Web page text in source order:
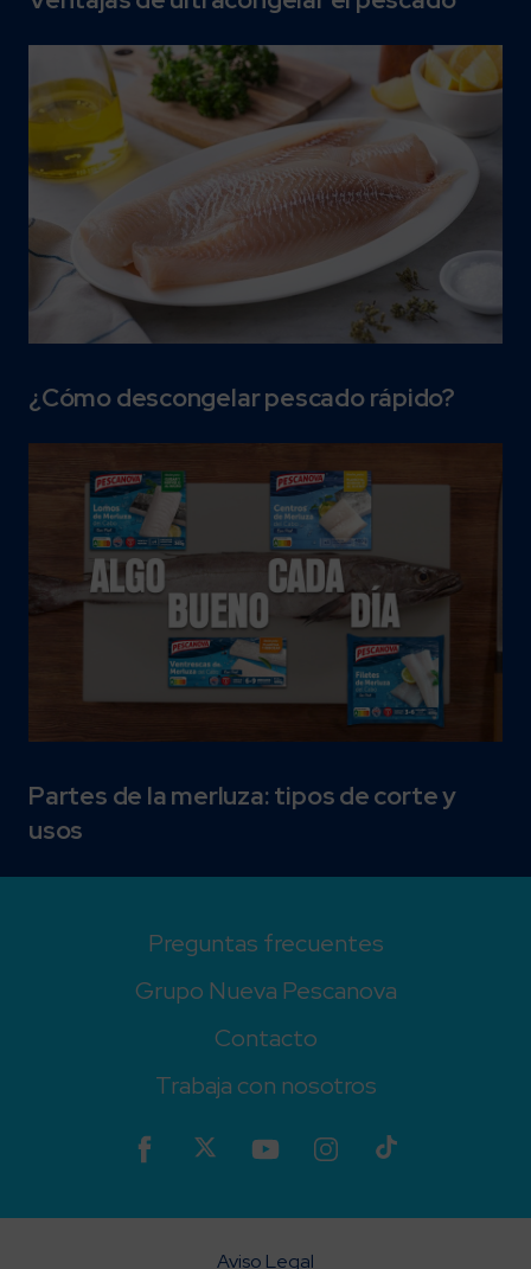
¿Cómo descongelar pescado rápido?
Partes de la merluza: tipos de corte y
usos
Preguntas frecuentes
Grupo Nueva Pescanova
Contacto
Trabaja con nosotros
Aviso Legal